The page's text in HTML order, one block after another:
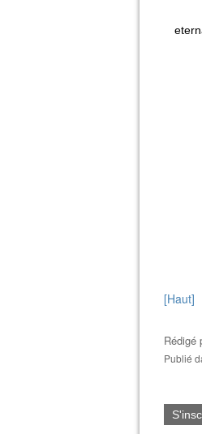
[Haut]
Rédigé
Publié